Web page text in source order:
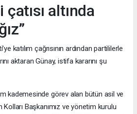
altında
katılım çağrısının ardından partililerle
aktaran Günay, istifa kararını şu
kademesinde görev alan bütün asil ve
Kolları Başkanımız ve yönetim kurulu